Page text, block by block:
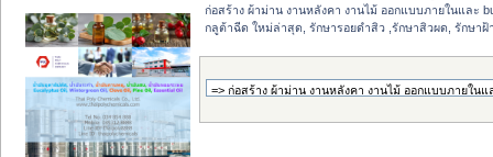
ก่อสร้าง ผ้าม่าน งานหลังคา งานไม้ ออกแบบภายในและ
กลูต้าฉีด ใหม่ล่าสุด, รักษารอยดำสิว ,รักษาสิวผด, รักษาฝ้